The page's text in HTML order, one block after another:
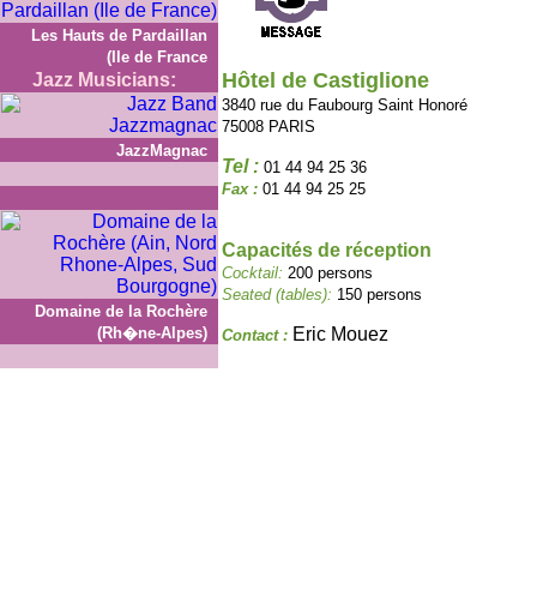
Les Hauts de Pardaillan
(Ile de France
Jazz Musicians:
JazzMagnac
Domaine de la Rochère
(Rh�ne-Alpes)
Hôtel de Castiglione
3840 rue du Faubourg Saint Honoré
75008 PARIS
Tel : 01 44 94 25 36
Fax : 01 44 94 25 25
Capacités de réception
Cocktail: 200 persons
Seated (tables): 150 persons
Contact : Eric Mouez